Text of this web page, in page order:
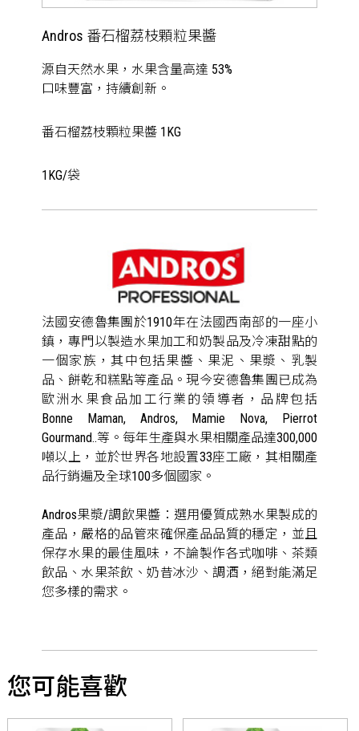
Andros 番石榴荔枝顆粒果醬
源自天然水果，水果含量高達 53%
口味豐富，持續創新。
番石榴荔枝顆粒果醬 1KG
1KG/袋
法國安德魯集團於1910年在法國西南部的一座小
鎮，專門以製造水果加工和奶製品及冷凍甜點的
一個家族，其中包括果醬、果泥、果漿、乳製
品、餅乾和糕點等產品。現今安德魯集團已成為
歐洲水果食品加工行業的領導者，品牌包括
Bonne Maman, Andros, Mamie Nova, Pierrot
Gourmand..等。每年生產與水果相關產品達300,000
噸以上，並於世界各地設置33座工廠，其相關產
品行銷遍及全球100多個國家。
Andros果漿/調飲果醬：選用優質成熟水果製成的
產品，嚴格的品管來確保產品品質的穩定，並且
保存水果的最佳風味，不論製作各式咖啡、茶類
飲品、水果茶飲、奶昔冰沙、調酒，絕對能滿足
您多樣的需求。
您可能喜歡